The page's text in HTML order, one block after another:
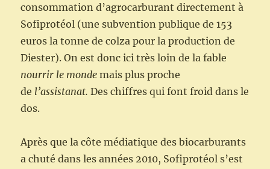
consommation d’agrocarburant directement à
Sofiprotéol (une subvention publique de 153
euros la tonne de colza pour la production de
Diester). On est donc ici très loin de la fable
nourrir le mondemais plus proche
de l’assistanat.Des chiffres qui font froid dans le
dos.
Après que la côte médiatique des biocarburants
a chuté dans les années 2010, Sofiprotéol s’est